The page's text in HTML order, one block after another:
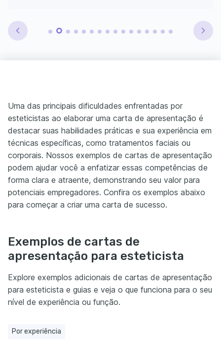
Uma das principais dificuldades enfrentadas por
esteticistas ao elaborar uma carta de apresentação é
destacar suas habilidades práticas e sua experiência em
técnicas específicas, como tratamentos faciais ou
corporais. Nossos exemplos de cartas de apresentação
podem ajudar você a enfatizar essas competências de
forma clara e atraente, demonstrando seu valor para
potenciais empregadores. Confira os exemplos abaixo
para começar a criar uma carta de sucesso.
Exemplos de cartas de
apresentação para esteticista
Explore exemplos adicionais de cartas de apresentação
para esteticista e guias e veja o que funciona para o seu
nível de experiência ou função.
Por experiência